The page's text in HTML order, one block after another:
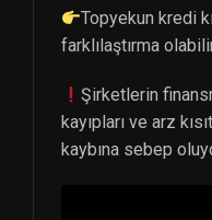
Topyekun kredi
farklılaştırma
Şirketlerin
kayıpları ve arz
kaybına sebep